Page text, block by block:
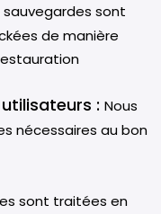
sauvegardes sont
de manière
: Nous
nécessaires au bon
sont traitées en